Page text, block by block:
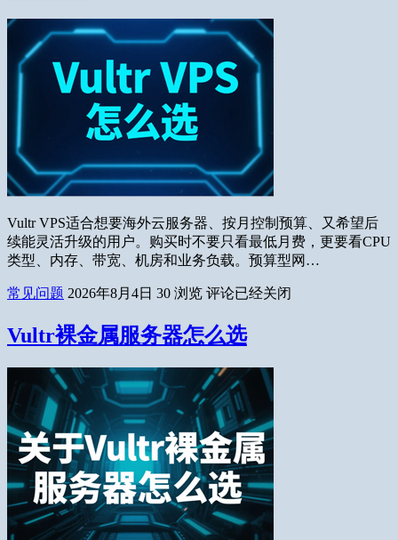
Vultr VPS适合想要海外云服务器、按月控制预算、又希望后
续能灵活升级的用户。购买时不要只看最低月费，更要看CPU
类型、内存、带宽、机房和业务负载。预算型网…
常见问题 2026年8月4日 30 浏览 评论已经关闭
Vultr裸金属服务器怎么选